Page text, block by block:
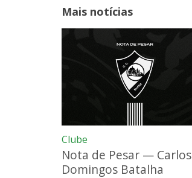
Mais notícias
Clube
Nota de Pesar — Carlos
Domingos Batalha